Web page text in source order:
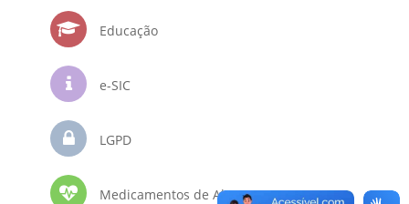
Educação
e-SIC
LGPD
Medicamentos de Alto Custo